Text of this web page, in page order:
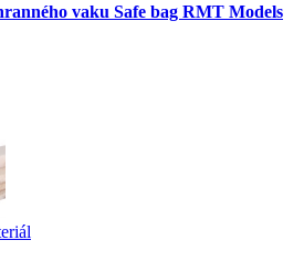
vaku Safe bag RMT Models